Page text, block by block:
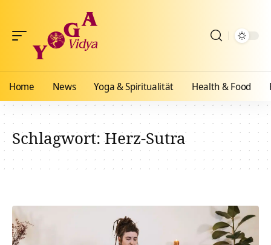
Home News Yoga & Spiritualität Health & Food
Schlagwort:Herz-Sutra